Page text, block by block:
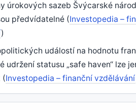
úrokových sazeb Švýcarské
předvídatelné (Investopedia –
)
událostí na hodnotu
udržení statusu „safe haven“ lze
(Investopedia – finanční vzdělávání